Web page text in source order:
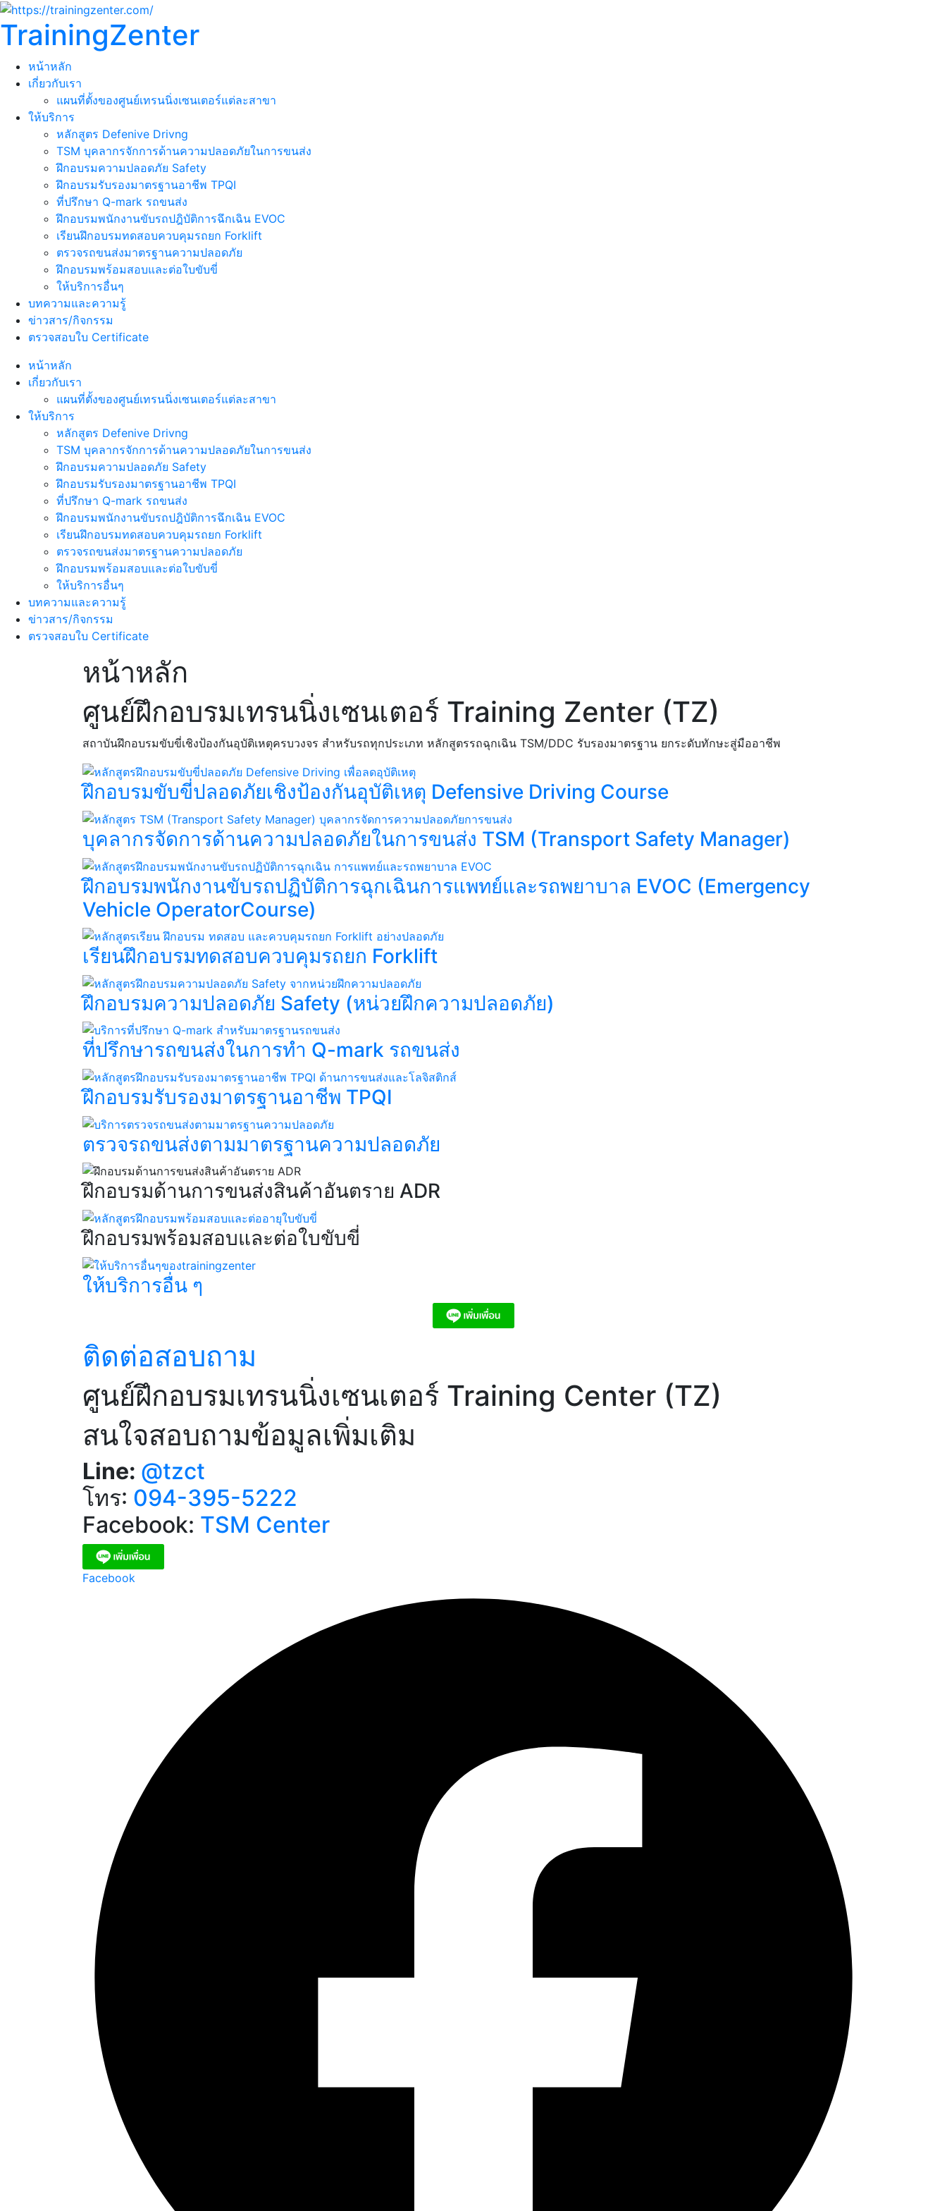
TrainingZenter
หน้าหลัก
เกี่ยวกับเรา
แผนที่ตั้งของศูนย์เทรนนิ่งเซนเตอร์แต่ละสาขา
ให้บริการ
หลักสูตร Defenive Drivng
TSM บุคลากรจักการด้านความปลอดภัยในการขนส่ง
ฝึกอบรมความปลอดภัย Safety
ฝึกอบรมรับรองมาตรฐานอาชีพ TPQI
ที่ปรึกษา Q-mark รถขนส่ง
ฝึกอบรมพนักงานขับรถปฎิบัติการฉึกเฉิน EVOC
เรียนฝึกอบรมทดสอบควบคุมรถยก Forklift
ตรวจรถขนส่งมาตรฐานความปลอดภัย
ฝึกอบรมพร้อมสอบและต่อใบขับขี่
ให้บริการอื่นๆ
บทความและความรู้
ข่าวสาร/กิจกรรม
ตรวจสอบใบ Certificate
หน้าหลัก
เกี่ยวกับเรา
แผนที่ตั้งของศูนย์เทรนนิ่งเซนเตอร์แต่ละสาขา
ให้บริการ
หลักสูตร Defenive Drivng
TSM บุคลากรจักการด้านความปลอดภัยในการขนส่ง
ฝึกอบรมความปลอดภัย Safety
ฝึกอบรมรับรองมาตรฐานอาชีพ TPQI
ที่ปรึกษา Q-mark รถขนส่ง
ฝึกอบรมพนักงานขับรถปฎิบัติการฉึกเฉิน EVOC
เรียนฝึกอบรมทดสอบควบคุมรถยก Forklift
ตรวจรถขนส่งมาตรฐานความปลอดภัย
ฝึกอบรมพร้อมสอบและต่อใบขับขี่
ให้บริการอื่นๆ
บทความและความรู้
ข่าวสาร/กิจกรรม
ตรวจสอบใบ Certificate
หน้าหลัก
ศูนย์ฝึกอบรมเทรนนิ่งเซนเตอร์ Training Zenter (TZ)
สถาบันฝึกอบรมขับขี่เชิงป้องกันอุบัติเหตุครบวงจร สำหรับรถทุกประเภท หลักสูตรรถฉุกเฉิน TSM/DDC รับรองมาตรฐาน ยกระดับทักษะสู่มืออาชีพ
ฝึกอบรมขับขี่ปลอดภัยเชิงป้องกันอุบัติเหตุ Defensive Driving Course​
บุคลากรจัดการด้านความปลอดภัยในการขนส่ง TSM (Transport Safety Manager)
ฝึกอบรมพนักงานขับรถปฏิบัติการฉุกเฉินการแพทย์และรถพยาบาล EVOC (Emergency
Vehicle OperatorCourse)
เรียนฝึกอบรมทดสอบควบคุมรถยก Forklift​
ฝึกอบรมความปลอดภัย Safety (หน่วยฝึกความปลอดภัย)
ที่ปรึกษารถขนส่งในการทำ Q-mark รถขนส่ง​​
ฝึกอบรมรับรองมาตรฐานอาชีพ TPQI​
ตรวจรถขนส่งตามมาตรฐานความปลอดภัย​
ฝึกอบรมด้านการขนส่งสินค้าอันตราย ADR​
ฝึกอบรมพร้อมสอบและต่อใบขับขี่​
ให้บริการอื่น ๆ​
ติดต่อสอบถาม
ศูนย์ฝึกอบรมเทรนนิ่งเซนเตอร์ Training Center (TZ)
สนใจสอบถามข้อมูลเพิ่มเติม
Line: @tzct
โทร: 094-395-5222
Facebook: TSM Center
Facebook